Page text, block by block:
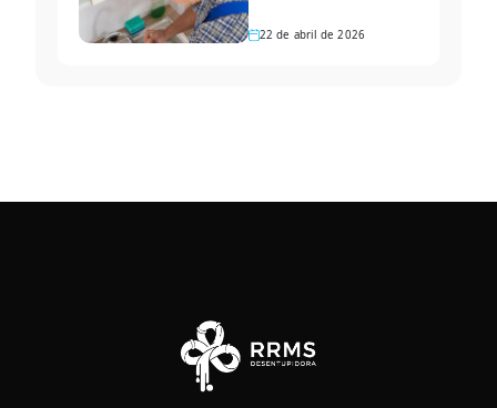
22 de abril de 2026